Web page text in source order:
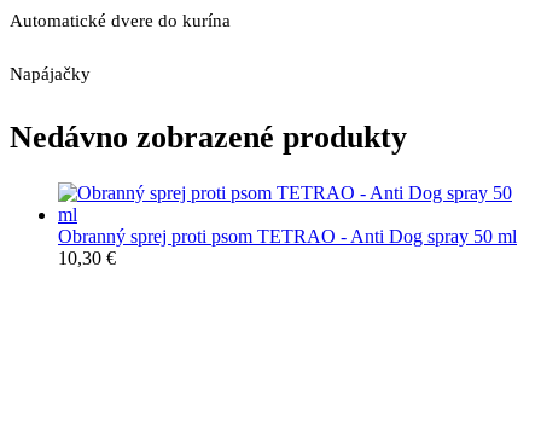
Automatické dvere do kurína
Napájačky
Nedávno zobrazené produkty
Obranný sprej proti psom TETRAO - Anti Dog spray 50 ml
10,30 €